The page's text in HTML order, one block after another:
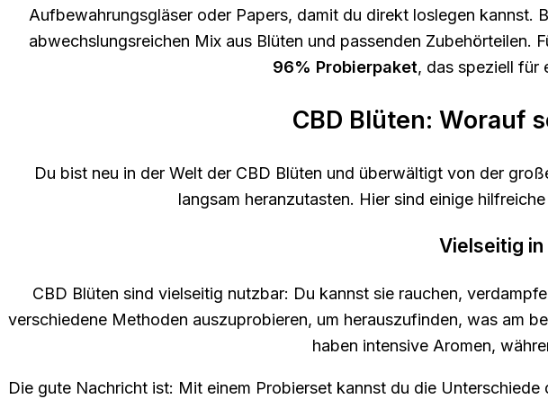
Aufbewahrungsgläser oder Papers, damit du direkt loslegen kannst.
abwechslungsreichen Mix aus Blüten und passenden Zubehörteilen.
96% Probierpaket, das speziell für
CBD Blüten: Worauf
Du bist neu in der Welt der CBD Blüten und überwältigt von der
langsam heranzutasten. Hier sind einige
Vielseitig
CBD Blüten sind vielseitig nutzbar: Du kannst sie rauchen,
verschiedene Methoden auszuprobieren, um herauszufinden, was am
haben intensive Aromen,
Die gute Nachricht ist: Mit einem Probierset kannst du die